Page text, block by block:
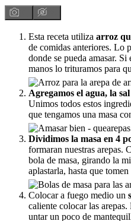
Esta receta utiliza arroz
de comidas anteriores. Lo
donde se pueda amasar.
manos lo trituramos para
Agregamos el agua, la sal
Unimos todos estos
que tengamos una masa
Dividimos la masa en 4
formaran nuestras arepas.
bola de masa, girando la
aplastarla, hasta que
Colocar a fuego medio un
caliente colocar las
untar un poco de